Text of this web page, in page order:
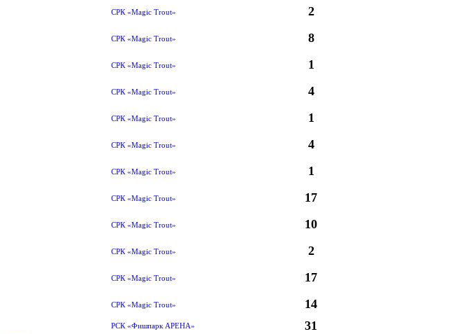
СРК «Magic Trout» 2
СРК «Magic Trout» 8
СРК «Magic Trout» 1
СРК «Magic Trout» 4
СРК «Magic Trout» 1
СРК «Magic Trout» 4
СРК «Magic Trout» 1
СРК «Magic Trout» 17
СРК «Magic Trout» 10
СРК «Magic Trout» 2
СРК «Magic Trout» 17
СРК «Magic Trout» 14
РСК «Фишпарк АРЕНА» 31